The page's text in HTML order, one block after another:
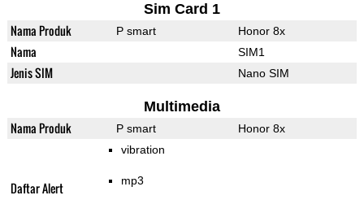
Sim Card 1
Nama Produk P smart Honor 8x
Nama SIM1
Jenis SIM Nano SIM
Multimedia
Nama Produk P smart Honor 8x
Daftar Alert
vibration
mp3